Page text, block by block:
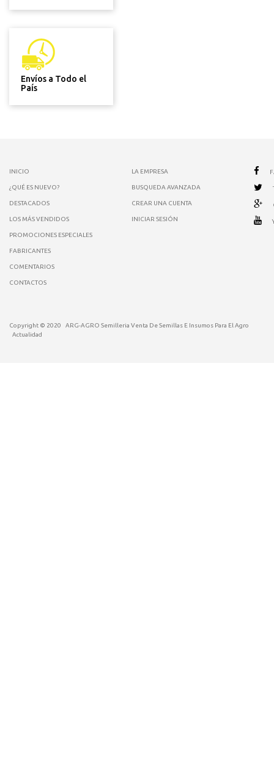
Envíos a Todo el
País
INICIO
¿QUÉ ES NUEVO?
DESTACADOS
LOS MÁS VENDIDOS
PROMOCIONES ESPECIALES
FABRICANTES
COMENTARIOS
CONTACTOS
LA EMPRESA
BUSQUEDA AVANZADA
CREAR UNA CUENTA
INICIAR SESIÓN
Copyright © 2020
ARG-AGRO Semilleria Venta De Semillas E Insumos Para El Agro
Actualidad